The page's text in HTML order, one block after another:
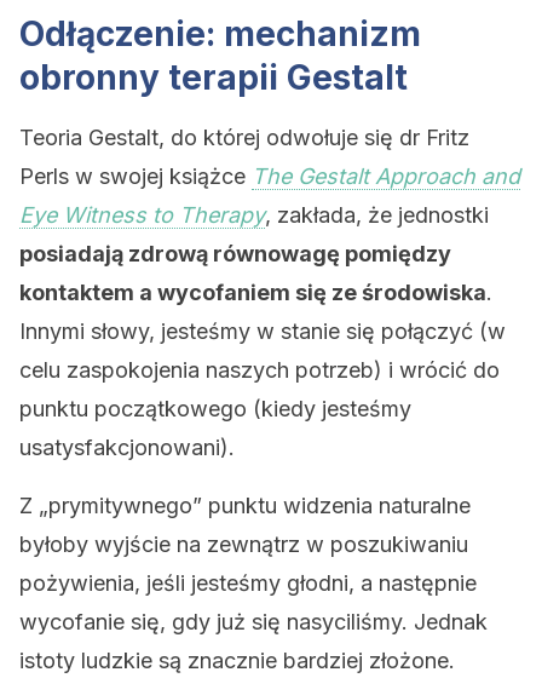
Odłączenie: mechanizm
obronny terapii Gestalt
Teoria Gestalt, do której odwołuje się dr Fritz
Perls w swojej książce The Gestalt Approach and
Eye Witness to Therapy, zakłada, że jednostki
posiadają zdrową równowagę pomiędzy
kontaktem a wycofaniem się ze środowiska.
Innymi słowy, jesteśmy w stanie się połączyć (w
celu zaspokojenia naszych potrzeb) i wrócić do
punktu początkowego (kiedy jesteśmy
usatysfakcjonowani).
Z „prymitywnego” punktu widzenia naturalne
byłoby wyjście na zewnątrz w poszukiwaniu
pożywienia, jeśli jesteśmy głodni, a następnie
wycofanie się, gdy już się nasyciliśmy. Jednak
istoty ludzkie są znacznie bardziej złożone.